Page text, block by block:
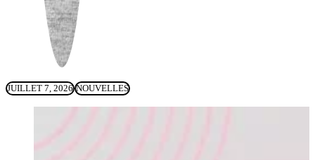
JUILLET 7, 2026 NOUVELLES